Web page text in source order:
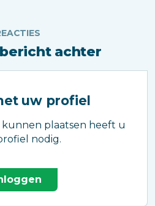
achter
uw profiel
plaatsen heeft u
nodig.